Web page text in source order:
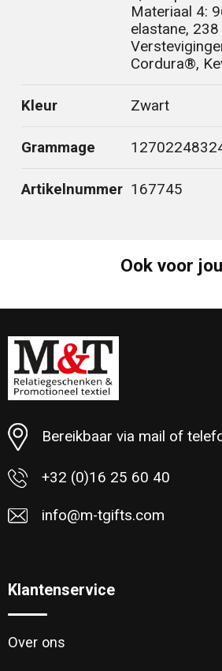
Materiaal 4:
elastane,
Cordura®,
Kleur Zwart
Grammage
Artikelnummer 167745
Ook voor
Bereikbaar via mail of
+32 (0)16 25 60 40
info@m-tgifts.com
Klantenservice
Over ons